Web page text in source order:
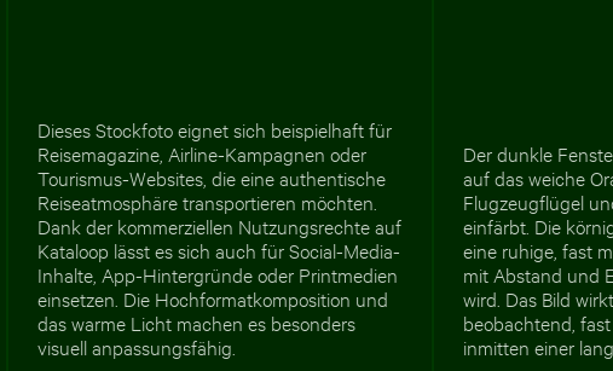
Dieses Stockfoto eignet sich beispielhaft für
Reisemagazine, Airline-Kampagnen oder
Tourismus-Websites, die eine authentische
Reiseatmosphäre transportieren möchten.
Dank der kommerziellen Nutzungsrechte auf
Kataloop lässt es sich auch für Social-Media-
Inhalte, App-Hintergründe oder Printmedien
einsetzen. Die Hochformatkomposition und
das warme Licht machen es besonders
visuell anpassungsfähig.
Der dunkle
auf das weiche
Flugzeugflügel
einfärbt. Die
eine ruhige, fast
mit Abstand und
wird. Das Bild
beobachtend,
inmitten einer